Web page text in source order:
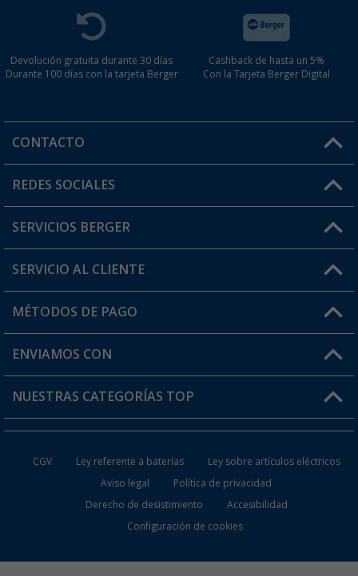
Devolución gratuita durante 30 días
Durante 100 días con la tarjeta Berger
Cashback de hasta un 5%
Con la Tarjeta Berger Digital
CONTACTO
Horario de atención al cliente:
¿Tienes alguna duda?
REDES SOCIALES
SERVICIOS BERGER
Conviértete en distribuidor
Mi cuenta
Tarjeta Berger Digital
SERVICIO AL CLIENTE
FAQ y Contacto
Información de envío
¿Dónde está mi pedido?
MÉTODOS DE PAGO
ENVIAMOS CON
NUESTRAS CATEGORÍAS TOP
Muebles de Camping
CGV Ley referente a baterías
Ley sobre artículos eléctricos
Aviso legal
Política de privacidad
Derecho de desistimiento
Accesibilidad
Configuración de cookies